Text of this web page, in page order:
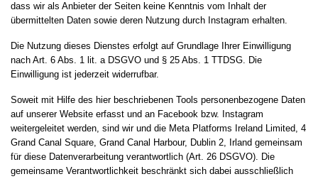
dass wir als Anbieter der Seiten keine Kenntnis vom Inhalt der
übermittelten Daten sowie deren Nutzung durch Instagram erhalten.
Die Nutzung dieses Dienstes erfolgt auf Grundlage Ihrer Einwilligung
nach Art. 6 Abs. 1 lit. a DSGVO und § 25 Abs. 1 TTDSG. Die
Einwilligung ist jederzeit widerrufbar.
Soweit mit Hilfe des hier beschriebenen Tools personenbezogene Daten
auf unserer Website erfasst und an Facebook bzw. Instagram
weitergeleitet werden, sind wir und die Meta Platforms Ireland Limited, 4
Grand Canal Square, Grand Canal Harbour, Dublin 2, Irland gemeinsam
für diese Datenverarbeitung verantwortlich (Art. 26 DSGVO). Die
gemeinsame Verantwortlichkeit beschränkt sich dabei ausschließlich